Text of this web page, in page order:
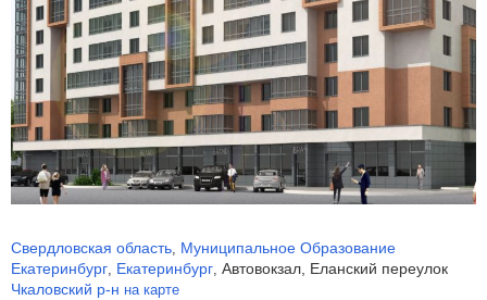
Свердловская область, Муниципальное Образование
Екатеринбург, Екатеринбург, Автовокзал, Еланский переулок
Чкаловский р-н на карте